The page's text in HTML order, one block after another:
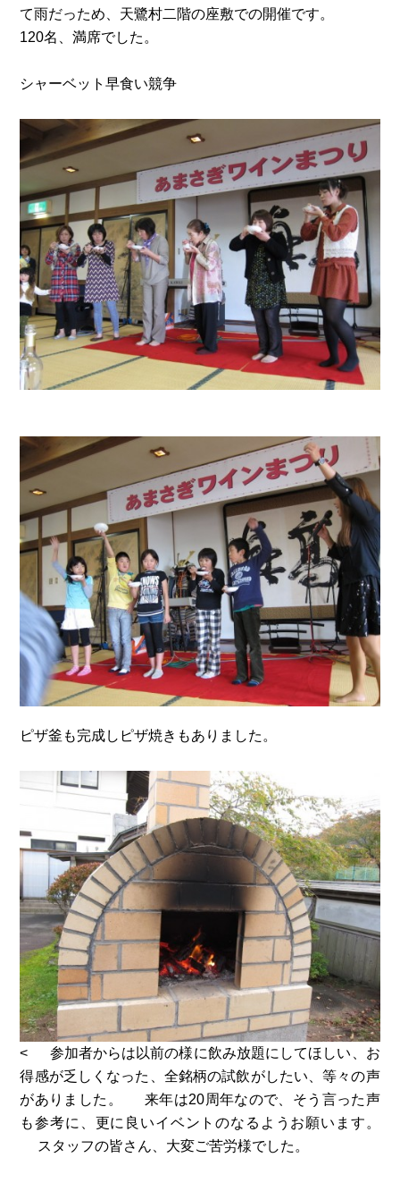
て雨だっため、天鷺村二階の座敷での開催です。
120名、満席でした。
シャーベット早食い競争
ピザ釜も完成しピザ焼きもありました。
< 参加者からは以前の様に飲み放題にしてほしい、お
得感が乏しくなった、全銘柄の試飲がしたい、等々の声
がありました。 来年は20周年なので、そう言った声
も参考に、更に良いイベントのなるようお願います。
スタッフの皆さん、大変ご苦労様でした。